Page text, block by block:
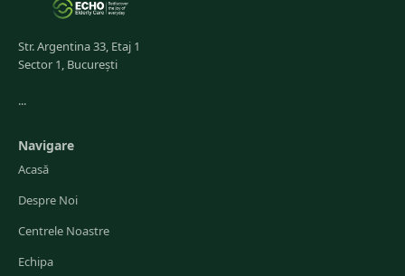
Str. Argentina 33, Etaj 1
Sector 1, București
...
Navigare
Acasă
Despre Noi
Centrele Noastre
Echipa